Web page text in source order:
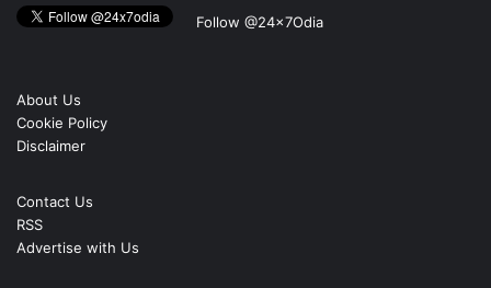
Follow @24x7Odia
About Us
Cookie Policy
Disclaimer
Contact Us
RSS
Advertise with Us